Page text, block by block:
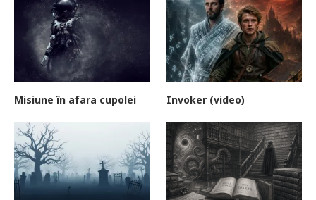
Misiune în afara cupolei Invoker (video)